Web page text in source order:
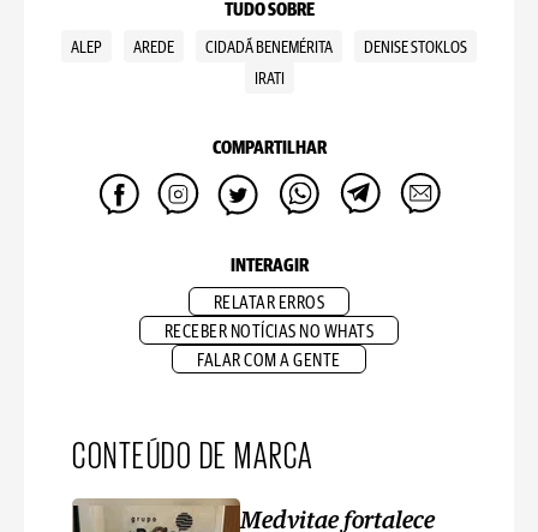
TUDO SOBRE
ALEP AREDE CIDADÃ BENEMÉRITA
DENISE STOKLOS
IRATI
COMPARTILHAR
INTERAGIR
RELATAR ERROS
RECEBER NOTÍCIAS NO WHATS
FALAR COM A GENTE
CONTEÚDO DE MARCA
Medvitae fortalece